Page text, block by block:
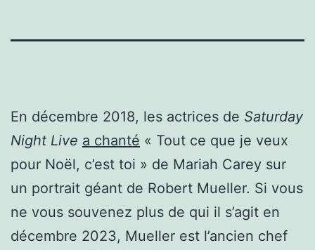
En décembre 2018, les actrices de Saturday
Night Live a chanté « Tout ce que je veux
pour Noël, c’est toi » de Mariah Carey sur
un portrait géant de Robert Mueller. Si vous
ne vous souvenez plus de qui il s’agit en
décembre 2023, Mueller est l’ancien chef